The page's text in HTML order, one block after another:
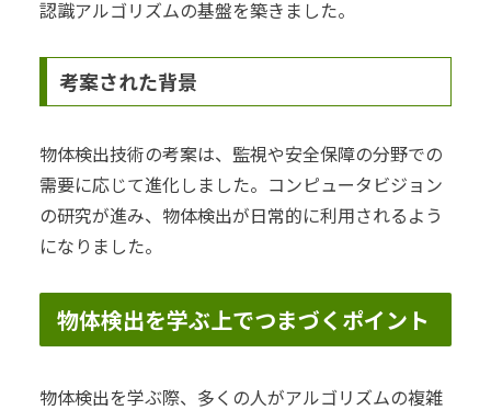
認識アルゴリズムの基盤を築きました。
考案された背景
物体検出技術の考案は、監視や安全保障の分野での
需要に応じて進化しました。コンピュータビジョン
の研究が進み、物体検出が日常的に利用されるよう
になりました。
物体検出を学ぶ上でつまづくポイント
物体検出を学ぶ際、多くの人がアルゴリズムの複雑